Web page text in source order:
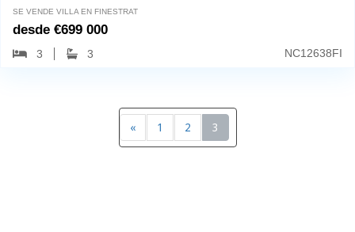
SE VENDE VILLA EN FINESTRAT
desde €699 000
3 3 NC12638FI
« 1 2 3